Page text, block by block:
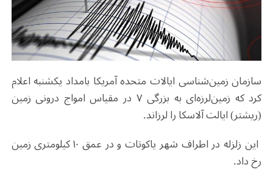
سازمان زمین‌شناسی ایالات متحده آمریکا بامداد یکشنبه اعلام
کرد که زمین‌لرزه‌ای به بزرگی ۷ در مقیاس امواج درونی زمین
(ریشتر) ایالت آلاسکا را لرزاند.
این زلزله در اطراف شهر یاکوتات و در عمق ۱۰ کیلومتری زمین
رخ داد.